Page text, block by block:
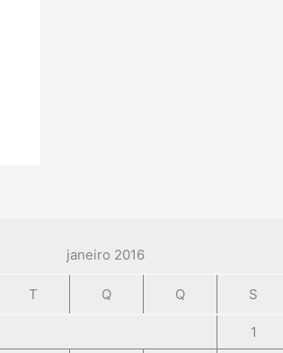
janeiro 2016
T Q Q S
1